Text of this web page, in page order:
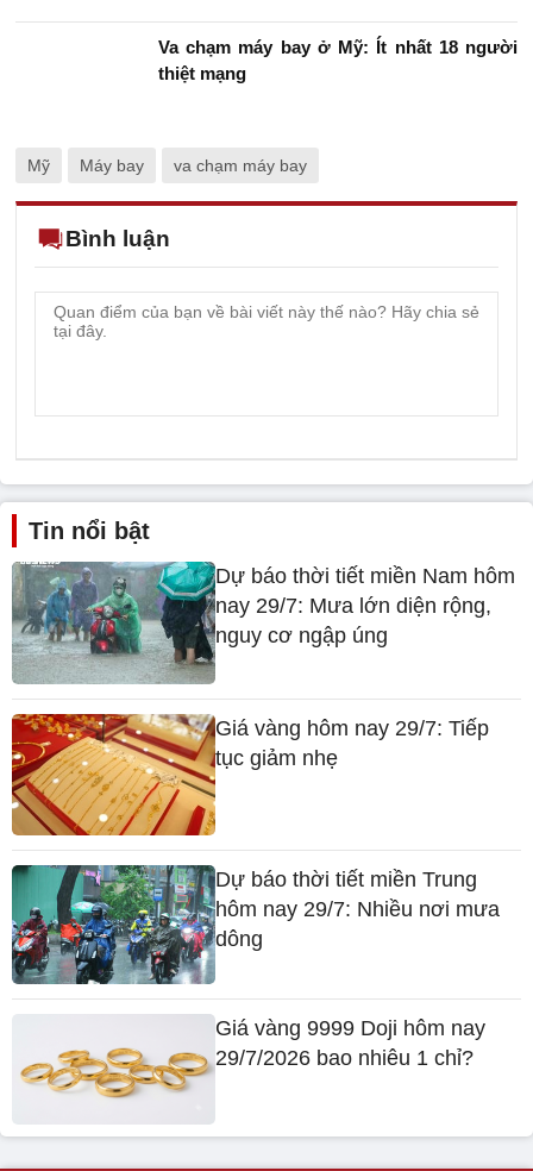
Va chạm máy bay ở Mỹ: Ít nhất 18 người
thiệt mạng
Mỹ Máy bay va chạm máy bay
Bình luận
Tin nổi bật
Dự báo thời tiết miền Nam hôm
nay 29/7: Mưa lớn diện rộng,
nguy cơ ngập úng
Giá vàng hôm nay 29/7: Tiếp
tục giảm nhẹ
Dự báo thời tiết miền Trung
hôm nay 29/7: Nhiều nơi mưa
dông
Giá vàng 9999 Doji hôm nay
29/7/2026 bao nhiêu 1 chỉ?